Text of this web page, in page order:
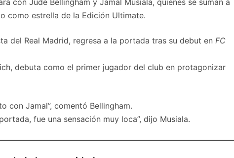
como estrella de la Edición Ultimate.
del Real Madrid, regresa a la portada tras su debut en FC
debuta como el primer jugador del club en protagonizar
con Jamal”, comentó Bellingham.
fue una sensación muy loca”, dijo Musiala.